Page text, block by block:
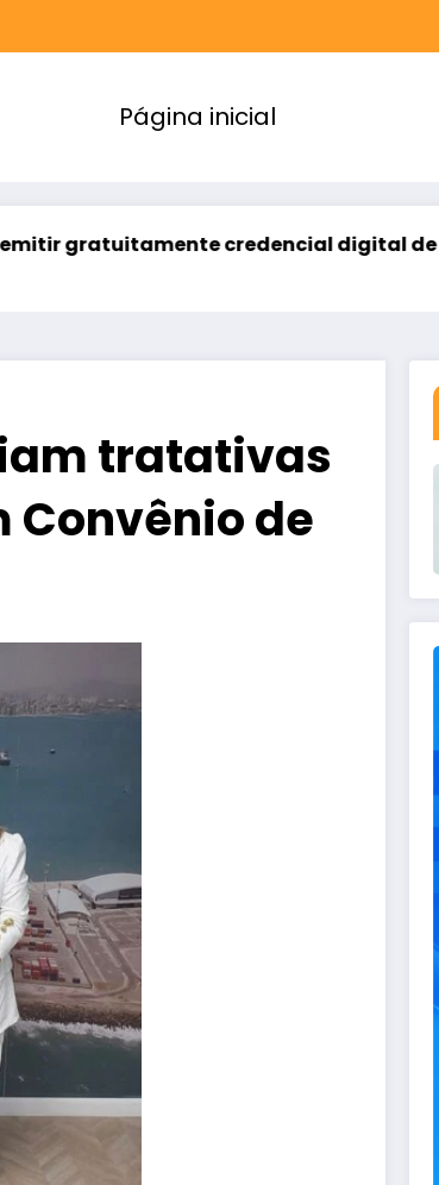
Página inicial
credencial digital de
tratativas
Convênio de